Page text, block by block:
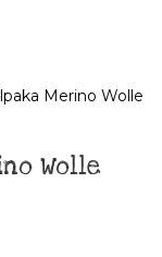
Wolle